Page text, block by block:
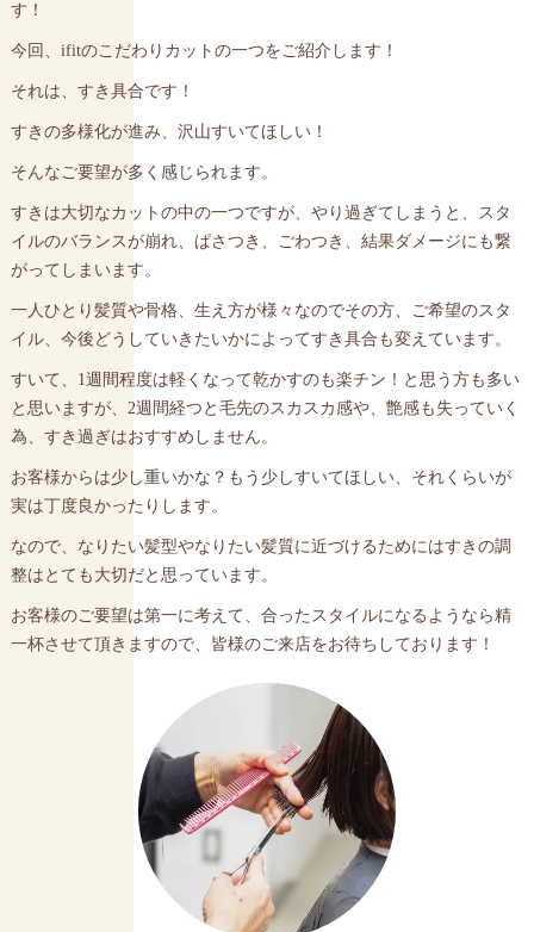
す！
今回、ifitのこだわりカットの一つをご紹介します！
それは、すき具合です！
すきの多様化が進み、沢山すいてほしい！
そんなご要望が多く感じられます。
すきは大切なカットの中の一つですが、やり過ぎてしまうと、スタ
イルのバランスが崩れ、ぱさつき、ごわつき、結果ダメージにも繋
がってしまいます。
一人ひとり髪質や骨格、生え方が様々なのでその方、ご希望のスタ
イル、今後どうしていきたいかによってすき具合も変えています。
すいて、1週間程度は軽くなって乾かすのも楽チン！と思う方も多い
と思いますが、2週間経つと毛先のスカスカ感や、艶感も失っていく
為、すき過ぎはおすすめしません。
お客様からは少し重いかな？もう少しすいてほしい、それくらいが
実は丁度良かったりします。
なので、なりたい髪型やなりたい髪質に近づけるためにはすきの調
整はとても大切だと思っています。
お客様のご要望は第一に考えて、合ったスタイルになるようなら精
一杯させて頂きますので、皆様のご来店をお待ちしております！